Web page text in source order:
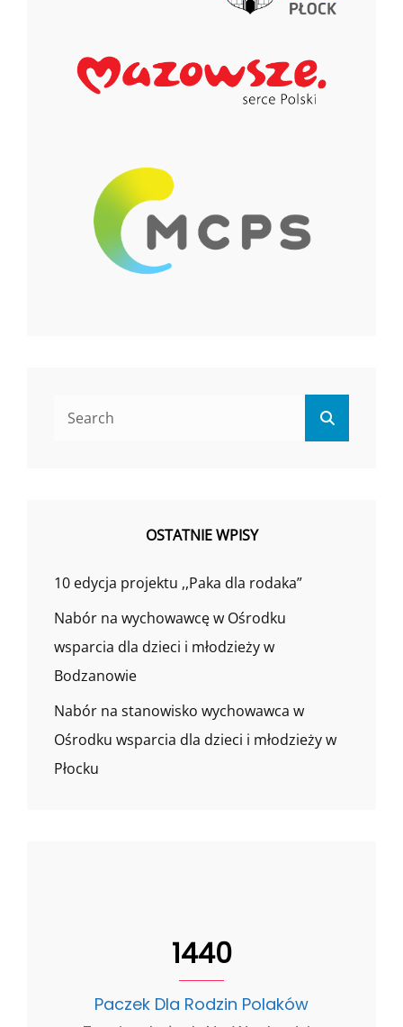
OSTATNIE WPISY
10 edycja projektu ,,Paka dla rodaka”
Nabór na wychowawcę w Ośrodku
wsparcia dla dzieci i młodzieży w
Bodzanowie
Nabór na stanowisko wychowawca w
Ośrodku wsparcia dla dzieci i młodzieży w
Płocku
1440
Paczek Dla Rodzin Polaków